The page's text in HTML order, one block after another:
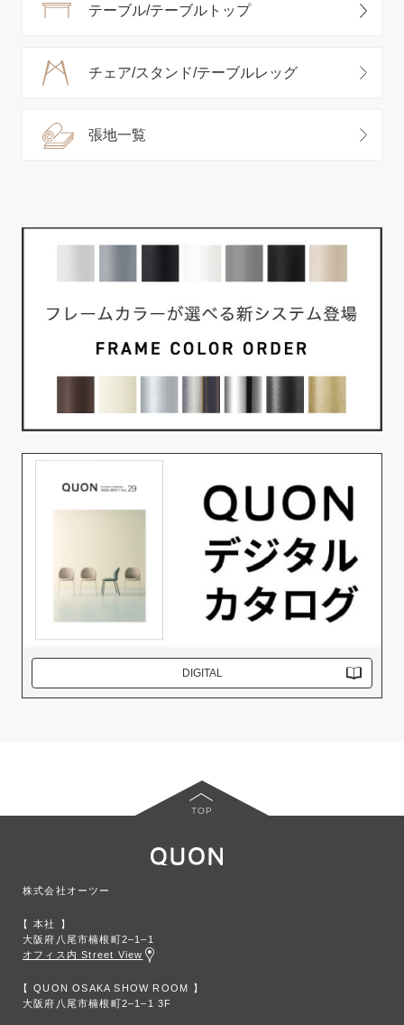
テーブル/テーブルトップ
チェア/スタンド/テーブルレッグ
張地一覧
DIGITAL
TOP
株式会社オーツー
本社
大阪府八尾市楠根町2‒1‒1
オフィス内 Street View
QUON OSAKA SHOW ROOM
大阪府八尾市楠根町2‒1‒1 3F